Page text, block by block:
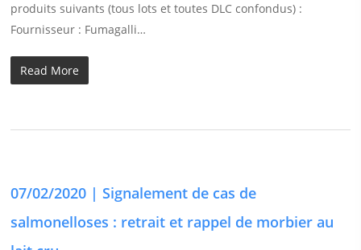
produits suivants (tous lots et toutes DLC confondus) :
Fournisseur : Fumagalli…
Read More
07/02/2020 | Signalement de cas de
salmonelloses : retrait et rappel de morbier au